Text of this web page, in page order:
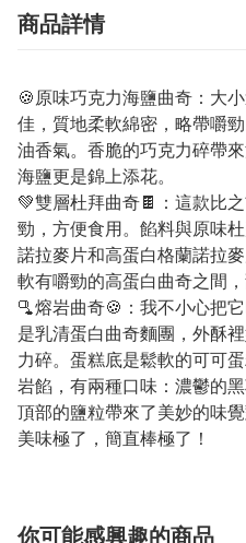
商品詳情
🍪原味巧克力海鹽曲奇：大
佳，質地柔軟綿密，略帶嚼
油香氣。香脆的巧克力碎帶
海鹽更是錦上添花。
💚雙層杜拜曲奇🍫：這款比
勁，方便食用。餡料與原味
諾拉麥片和高蛋白格蘭諾拉
軟有嚼勁的高蛋白曲奇之間
🫗熔岩曲奇🍪：我不小心把
是乳清蛋白曲奇麵團，外酥
力碎。蛋糕底是鬆軟的可可
岩餡，有兩種口味：濃鬱的
頂部的鹽粒帶來了美妙的味
美味極了，簡直棒極了！